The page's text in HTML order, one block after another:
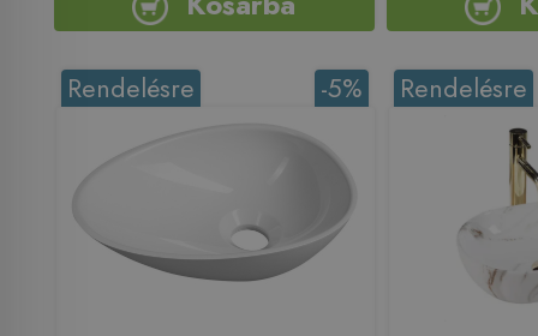
-5%
Rendelésre Rendelésre